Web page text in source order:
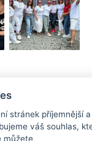
stránek příjemnější
váš souhlas,
můžete